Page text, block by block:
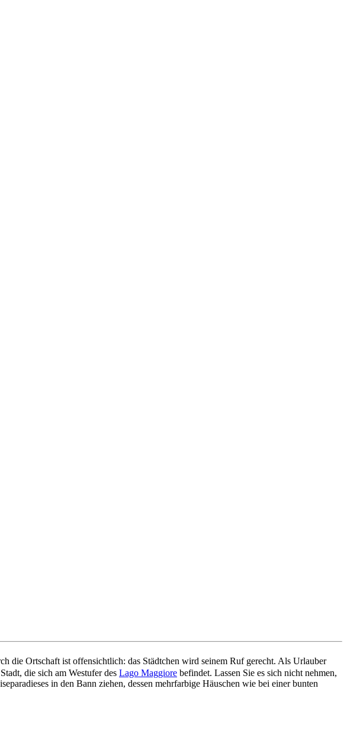
die Ortschaft ist offensichtlich: das Städtchen wird seinem Ruf gerecht. Als Urlauber
die sich am Westufer des Lago Maggiore befindet. Lassen Sie es sich nicht nehmen,
in den Bann ziehen, dessen mehrfarbige Häuschen wie bei einer bunten